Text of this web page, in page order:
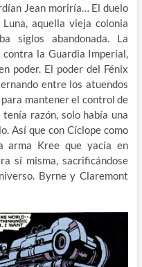
Jean moriría… El duelo
aquella vieja colonia
siglos abandonada. La
la Guardia Imperial,
poder. El poder del Fénix
entre los atuendos
mantener el control de
razón, solo había una
Así que con Cíclope como
arma Kree que yacía en
sí misma, sacrificándose
Byrne y Claremont